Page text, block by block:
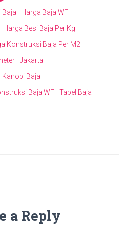
Baja
Harga Baja WF
Harga Besi Baja Per Kg
Konstruksi Baja Per M2
Jakarta
Kanopi Baja
Baja WF Tabel Baja
a Reply